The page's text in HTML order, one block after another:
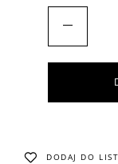
DODAJ DO